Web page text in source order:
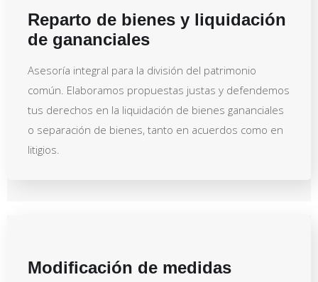
Reparto de bienes y liquidación
de gananciales
Asesoría integral para la división del patrimonio
común. Elaboramos propuestas justas y defendemos
tus derechos en la liquidación de bienes gananciales
o separación de bienes, tanto en acuerdos como en
litigios.
Modificación de medidas